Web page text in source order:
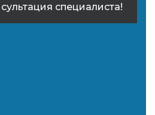
специалиста!